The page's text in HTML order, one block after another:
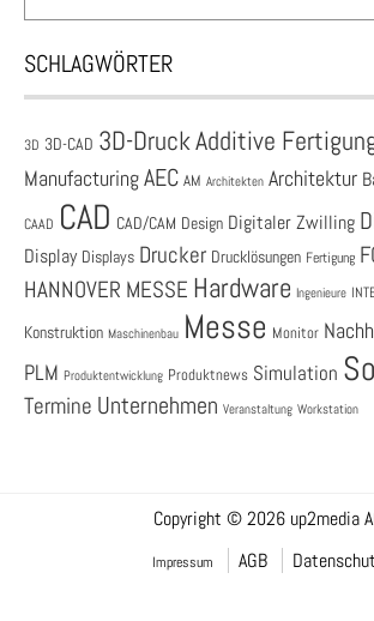
SCHLAGWÖRTER
3D 3D-CAD 3D-DruckAdditive
ManufacturingAEC AM Architekten Architektur
CAAD CAD CAD/CAM Design Digitaler Zwilling
Display Displays Drucker Drucklösungen Fertigung
HANNOVER MESSE Hardware Ingenieure
Konstruktion Maschinenbau Messe Monitor
PLM Produktentwicklung Produktnews Simulation
Termine Unternehmen Veranstaltung Workstation
Copyright © 2026 up2media
Impressum AGB